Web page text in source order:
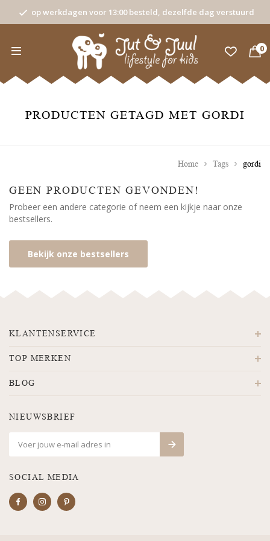
op werkdagen voor 13:00 besteld, dezelfde dag verstuurd
0
PRODUCTEN GETAGD MET GORDI
Home Tags gordi
GEEN PRODUCTEN GEVONDEN!
Probeer een andere categorie of neem een kijkje naar onze
bestsellers.
Bekijk onze bestsellers
KLANTENSERVICE
TOP MERKEN
BLOG
NIEUWSBRIEF
SOCIAL MEDIA